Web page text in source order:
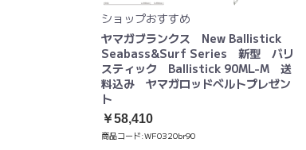
ショップおすすめ
ヤマガブランクス New Ballistick
Seabass&Surf Series 新型 バリ
スティック Ballistick 90ML-M 送
料込み ヤマガロッドベルトプレゼン
ト
￥58,410
商品コード:WF0320br90